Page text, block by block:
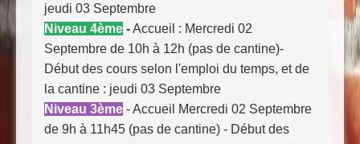
jeudi 03 Septembre
Niveau 4ème -Accueil : Mercredi 02
Septembre de 10h à 12h (pas de cantine)-
Début des cours selon l'emploi du temps, et de
la cantine : jeudi 03 Septembre
Niveau 3ème - Accueil Mercredi 02 Septembre
de 9h à 11h45 (pas de cantine) - Début des